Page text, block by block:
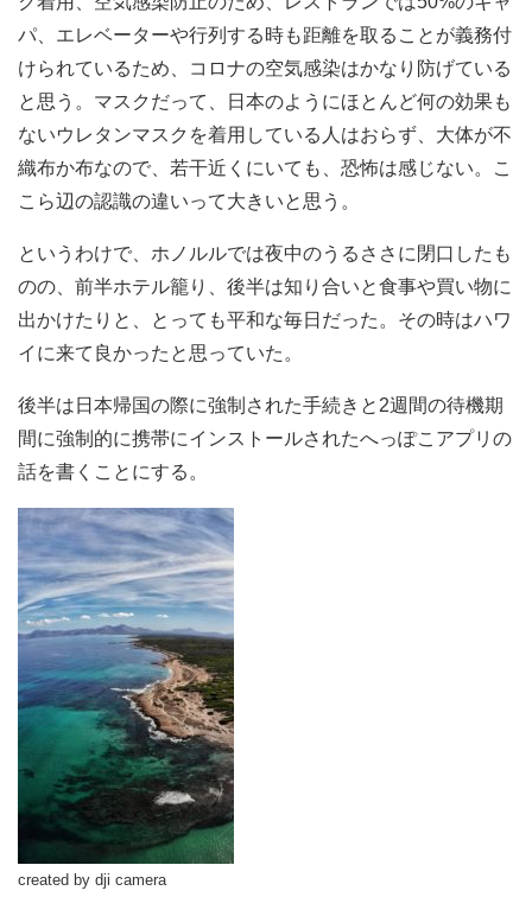
パ、エレベーターや行列する時も距離を取ることが義務付
けられているため、コロナの空気感染はかなり防げている
と思う。マスクだって、日本のようにほとんど何の効果も
ないウレタンマスクを着用している人はおらず、大体が不
織布か布なので、若干近くにいても、恐怖は感じない。こ
こら辺の認識の違いって大きいと思う。
というわけで、ホノルルでは夜中のうるささに閉口したも
のの、前半ホテル籠り、後半は知り合いと食事や買い物に
出かけたりと、とっても平和な毎日だった。その時はハワ
イに来て良かったと思っていた。
後半は日本帰国の際に強制された手続きと2週間の待機期
間に強制的に携帯にインストールされたへっぽこアプリの
話を書くことにする。
created by dji camera